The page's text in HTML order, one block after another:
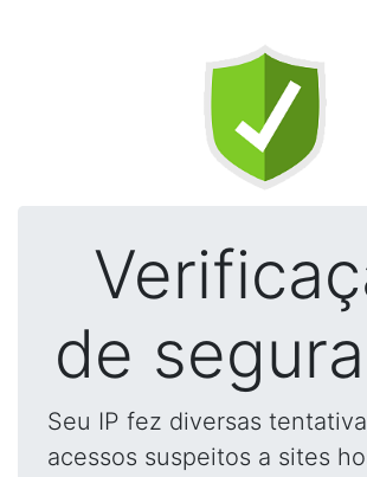
de
Seu IP fez diversas
acessos suspeitos a sites